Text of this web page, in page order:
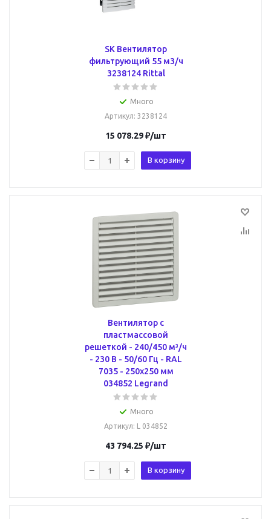
SK Вентилятор
фильтрующий 55 м3/ч
3238124 Rittal
Много
Артикул: 3238124
15 078.29₽/шт
В корзину
Вентилятор с
пластмассовой
решеткой - 240/450 м³/ч
- 230 В - 50/60 Гц - RAL
7035 - 250х250 мм
034852 Legrand
Много
Артикул: L 034852
43 794.25 ₽/шт
В корзину